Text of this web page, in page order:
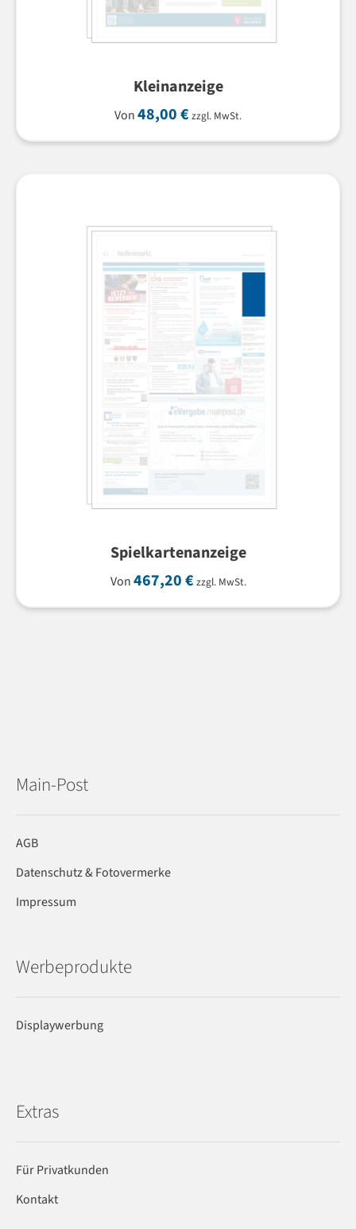
Kleinanzeige
Von48,00€ zzgl. MwSt.
Spielkartenanzeige
Von467,20€ zzgl. MwSt.
Main-Post
AGB
Datenschutz & Fotovermerke
Impressum
Werbeprodukte
Displaywerbung
Extras
Für Privatkunden
Kontakt